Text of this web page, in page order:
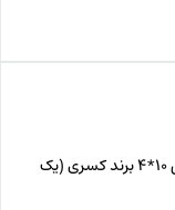
کابل افشان شیلددار مسی 10*4 برند کسری (یک